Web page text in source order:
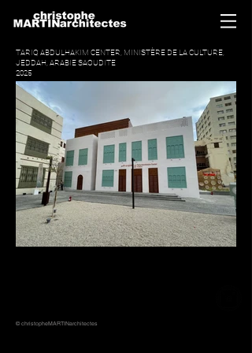
TARIQ ABDULHAKIM CENTER, MINISTÈRE DE LA CULTURE,
JEDDAH, ARABIE SAOUDITE
2025
© christopheMARTINarchitectes